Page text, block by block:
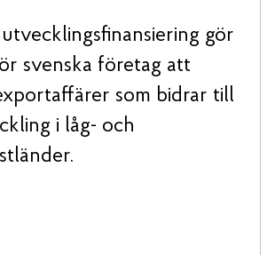
gör
svenska företag att
som bidrar till
i låg- och